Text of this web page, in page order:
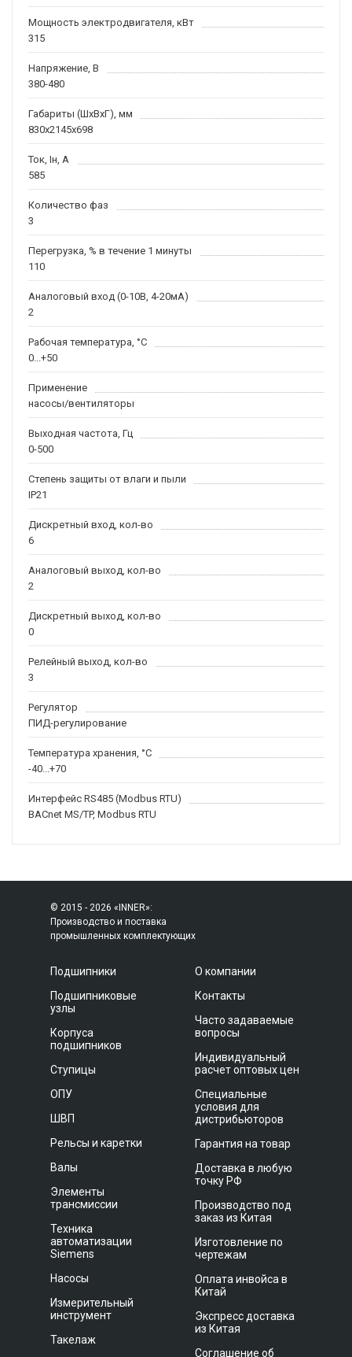
Мощность электродвигателя, кВт
315
Напряжение, В
380-480
Габариты (ШхВхГ), мм
830х2145х698
Ток, Iн, А
585
Количество фаз
3
Перегрузка, % в течение 1 минуты
110
Аналоговый вход (0-10В, 4-20мА)
2
Рабочая температура, °С
0...+50
Применение
насосы/вентиляторы
Выходная частота, Гц
0-500
Степень защиты от влаги и пыли
IP21
Дискретный вход, кол-во
6
Аналоговый выход, кол-во
2
Дискретный выход, кол-во
0
Релейный выход, кол-во
3
Регулятор
ПИД-регулирование
Температура хранения, °С
-40...+70
Интерфейс RS485 (Modbus RTU)
BACnet MS/TP, Modbus RTU
© 2015 - 2026 «INNER»:
Производство и поставка
промышленных комплектующих
Подшипники
Подшипниковые
узлы
Корпуса
подшипников
Ступицы
ОПУ
ШВП
Рельсы и каретки
Валы
Элементы
трансмиссии
Техника
автоматизации
Siemens
Насосы
Измерительный
инструмент
Такелаж
О компании
Контакты
Часто задаваемые
вопросы
Индивидуальный
расчет оптовых цен
Специальные
условия для
дистрибьюторов
Гарантия на товар
Доставка в любую
точку РФ
Производство под
заказ из Китая
Изготовление по
чертежам
Оплата инвойса в
Китай
Экспресс доставка
из Китая
Соглашение об